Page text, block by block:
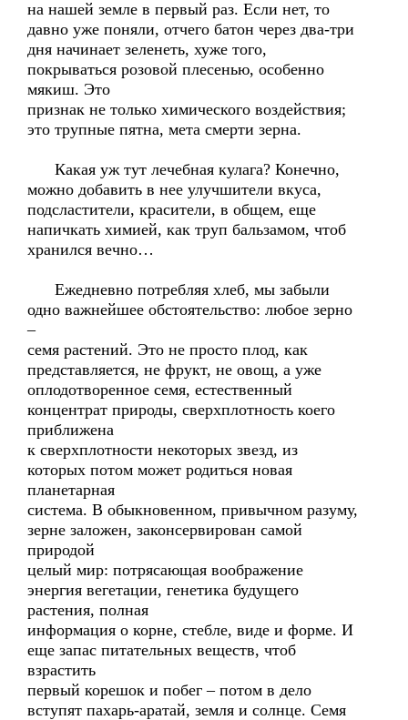
на нашей земле в первый раз. Если нет, то
давно уже поняли, отчего батон через два-три
дня начинает зеленеть, хуже того,
покрываться розовой плесенью, особенно
мякиш. Это
признак не только химического воздействия;
это трупные пятна, мета смерти зерна.
Какая уж тут лечебная кулага? Конечно,
можно добавить в нее улучшители вкуса,
подсластители, красители, в общем, еще
напичкать химией, как труп бальзамом, чтоб
хранился вечно…
Ежедневно потребляя хлеб, мы забыли
одно важнейшее обстоятельство: любое зерно
–
семя растений. Это не просто плод, как
представляется, не фрукт, не овощ, а уже
оплодотворенное семя, естественный
концентрат природы, сверхплотность коего
приближена
к сверхплотности некоторых звезд, из
которых потом может родиться новая
планетарная
система. В обыкновенном, привычном разуму,
зерне заложен, законсервирован самой
природой
целый мир: потрясающая воображение
энергия вегетации, генетика будущего
растения, полная
информация о корне, стебле, виде и форме. И
еще запас питательных веществ, чтоб
взрастить
первый корешок и побег – потом в дело
вступят пахарь-аратай, земля и солнце. Семя